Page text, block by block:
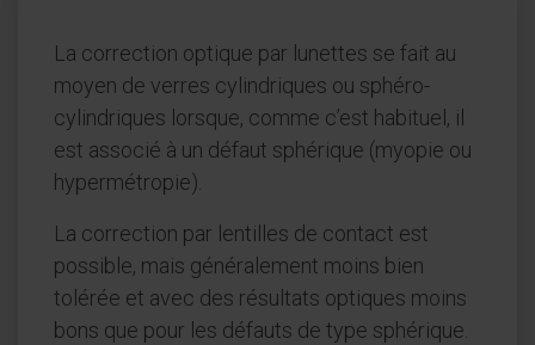
La correction optique par lunettes se fait au
moyen de verres cylindriques ou sphéro-
cylindriques lorsque, comme c’est habituel, il
est associé à un défaut sphérique (myopie ou
hypermétropie).
La correction par lentilles de contact est
possible, mais généralement moins bien
tolérée et avec des résultats optiques moins
bons que pour les défauts de type sphérique.